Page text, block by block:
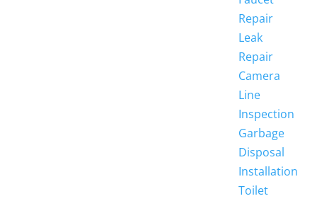
Repair
Leak
Repair
Camera
Line
Inspection
Garbage
Disposal
Installation
Toilet